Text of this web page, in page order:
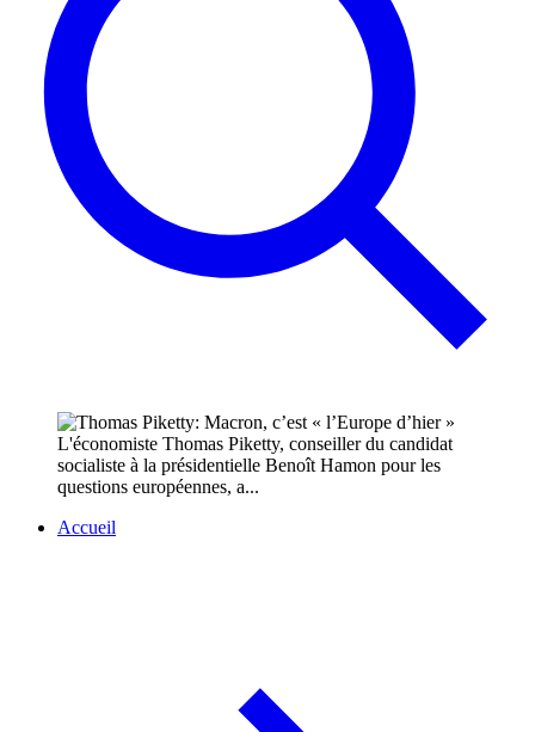
L'économiste Thomas Piketty, conseiller du candidat
socialiste à la présidentielle Benoît Hamon pour les
questions européennes, a...
Accueil